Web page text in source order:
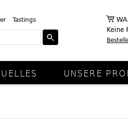
Tastings
Keine
UNSERE